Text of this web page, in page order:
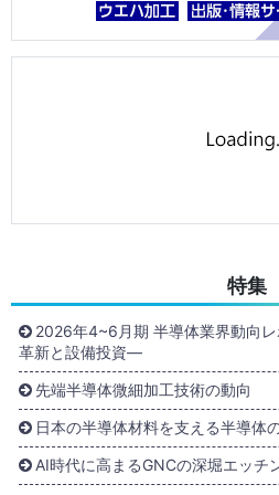
特集
2026年4~6月期 半導体業界動向
革新と設備投資―
先端半導体微細加工技術の動向
日本の半導体材料を支える半導体
AI時代に高まるGNCの深堀エッチ